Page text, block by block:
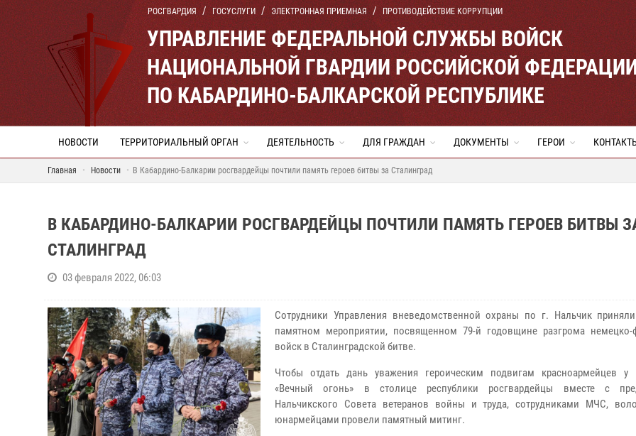
РОСГВАРДИЯ ГОСУСЛУГИ ЭЛЕКТРОННАЯ ПРИЕМНАЯ ПРОТИВОДЕЙСТВИЕ КОРРУПЦИИ
УПРАВЛЕНИЕ ФЕДЕРАЛЬНОЙ СЛУЖБЫ ВОЙСК
НАЦИОНАЛЬНОЙ ГВАРДИИ РОССИЙСКОЙ
ПО КАБАРДИНО-БАЛКАРСКОЙ РЕСПУБЛИКЕ
НОВОСТИ ТЕРРИТОРИАЛЬНЫЙ ОРГАН ДЕЯТЕЛЬНОСТЬ ДЛЯ ГРАЖДАН ДОКУМЕНТЫ ГЕРОИ
Главная Новости В Кабардино-Балкарии росгвардейцы почтили память героев битвы за Сталинград
В КАБАРДИНО-БАЛКАРИИ РОСГВАРДЕЙЦЫ ПОЧТИЛИ ПАМЯТЬ ГЕРОЕВ БИТВЫ
СТАЛИНГРАД
03 февраля 2022, 06:03
Сотрудники Управления вневедомственной охраны по г. Нальчик
памятном мероприятии, посвященном 79-й годовщине разгрома немецко-
войск в Сталинградской битве.
Чтобы отдать дань уважения героическим подвигам красноармейцев у
«Вечный огонь» в столице республики росгвардейцы вместе с
Нальчикского Совета ветеранов войны и труда, сотрудниками МЧС,
юнармейцами провели памятный митинг.